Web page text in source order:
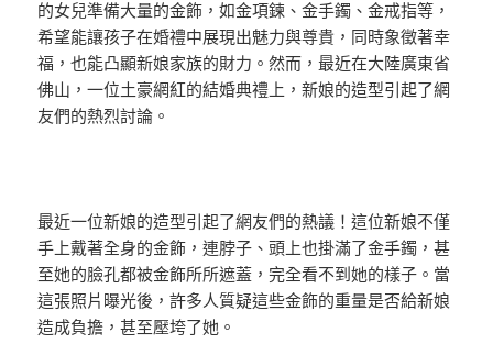
的女兒準備大量的金飾，如金項鍊、金手鐲、金戒指等，
希望能讓孩子在婚禮中展現出魅力與尊貴，同時象徵著幸
福，也能凸顯新娘家族的財力。然而，最近在大陸廣東省
佛山，一位土豪網紅的結婚典禮上，新娘的造型引起了網
友們的熱烈討論。
最近一位新娘的造型引起了網友們的熱議！這位新娘不僅
手上戴著全身的金飾，連脖子、頭上也掛滿了金手鐲，甚
至她的臉孔都被金飾所所遮蓋，完全看不到她的樣子。當
這張照片曝光後，許多人質疑這些金飾的重量是否給新娘
造成負擔，甚至壓垮了她。